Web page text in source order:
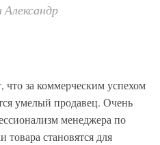
что за коммерческим успехом
умелый продавец. Очень
менеджера по
товара становятся для